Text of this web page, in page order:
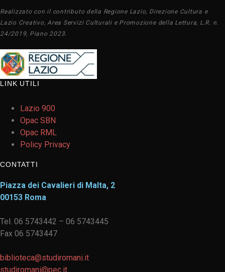
Realizzato con il contributo della Regione Lazio, Direzione Cultura e
Lazio Creativo, Area Servizi Culturali e Promozione della Lettura, L.R. n.
24/2019, Piano 2023.
LINK UTILI
Lazio 900
Opac SBN
Opac RML
Policy Privacy
CONTATTI
Piazza dei Cavalieri di Malta, 2
00153 Roma
Tel. 06 5743442 – 06 5743445
Fax 06 5743447
biblioteca@studiromani.it
studiromani@pec.it